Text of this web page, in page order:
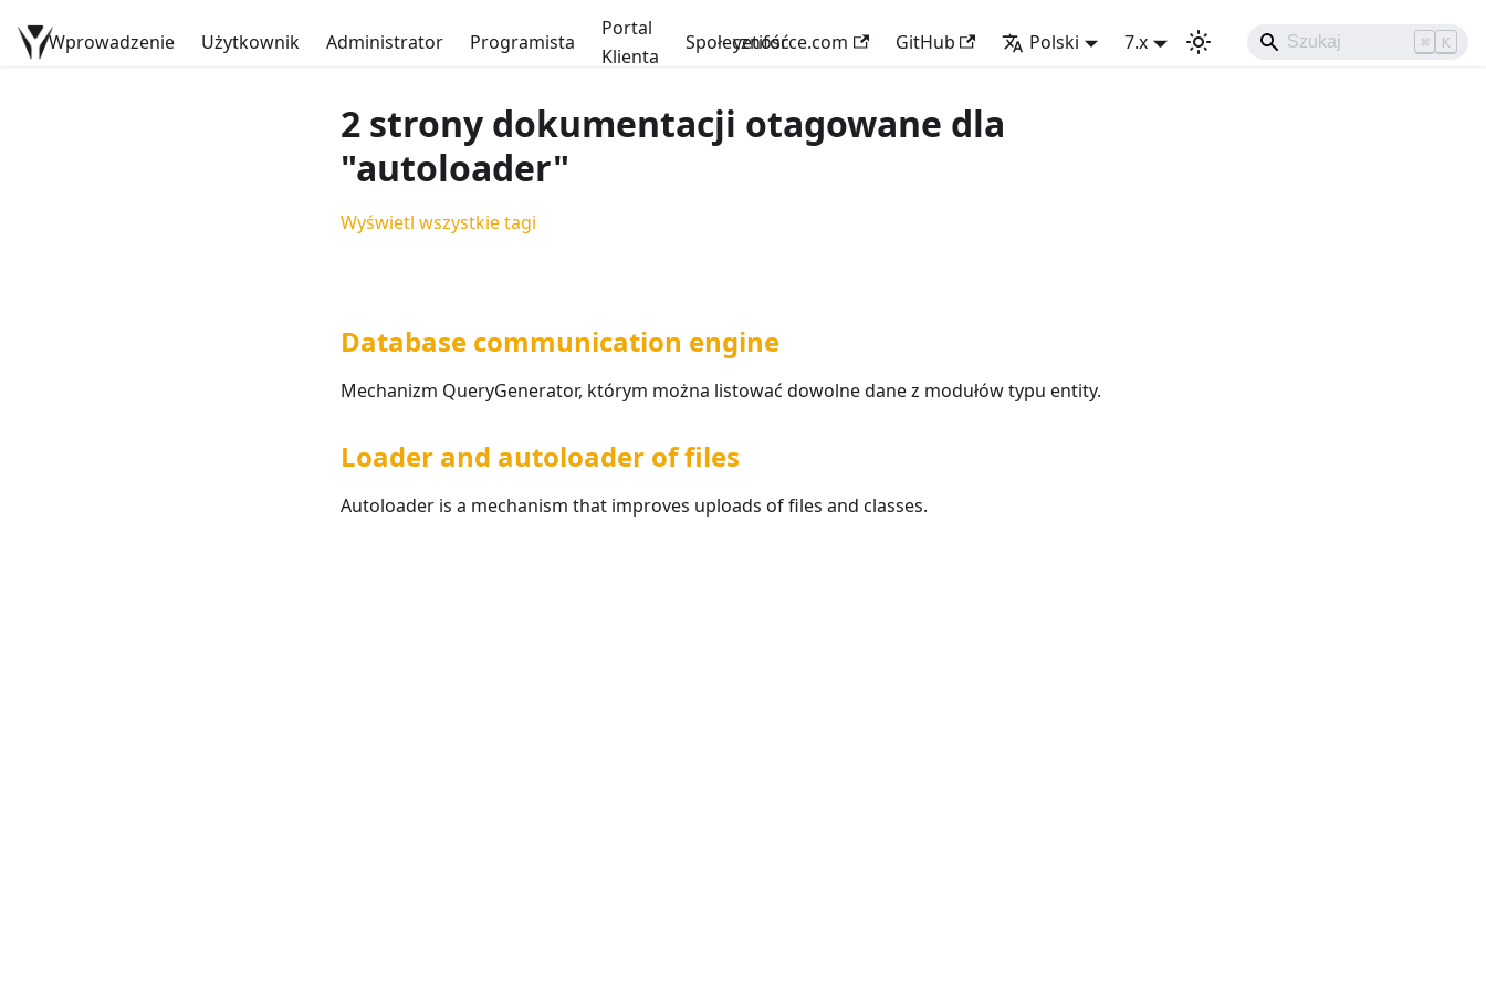
Dokumentacja YetiForce
Wprowadzenie Użytkownik Administrator Programista
Portal
Klienta
Społeczność
yetiforce.com GitHub Polski 7.x ⌘ K
2 strony dokumentacji otagowane dla
"autoloader"
Wyświetl wszystkie tagi
Database communication engine
Mechanizm QueryGenerator, którym można listować dowolne dane z modułów typu entity.
Loader and autoloader of files
Autoloader is a mechanism that improves uploads of files and classes.